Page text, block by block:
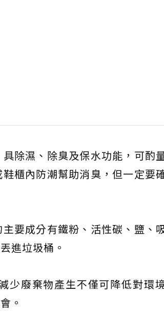
除濕、除臭及保水功能，可酌
櫃內防潮幫助消臭，但一定要
要成分有鐵粉、活性碳、鹽、
進垃圾桶。
少廢棄物產生不僅可降低對環
。